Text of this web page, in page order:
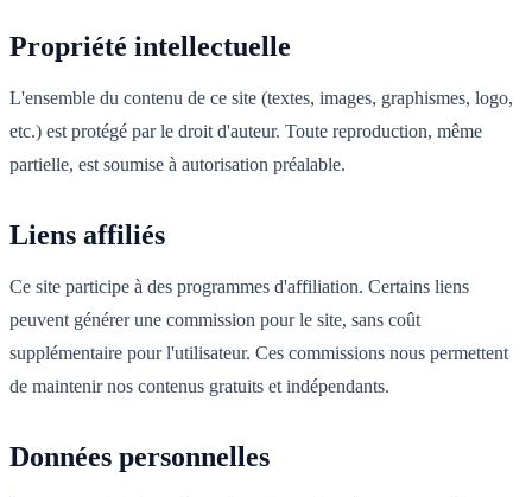
Propriété intellectuelle
L'ensemble du contenu de ce site (textes, images, graphismes, logo,
etc.) est protégé par le droit d'auteur. Toute reproduction, même
partielle, est soumise à autorisation préalable.
Liens affiliés
Ce site participe à des programmes d'affiliation. Certains liens
peuvent générer une commission pour le site, sans coût
supplémentaire pour l'utilisateur. Ces commissions nous permettent
de maintenir nos contenus gratuits et indépendants.
Données personnelles